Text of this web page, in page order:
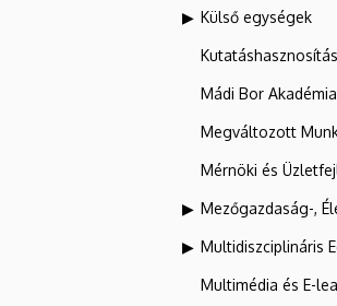
Külső egységek
Mádi Bor Akadémia
Megváltozott
Mérnöki és
Mezőgazdaság-,
Multidiszciplináris
Multimédia és E-